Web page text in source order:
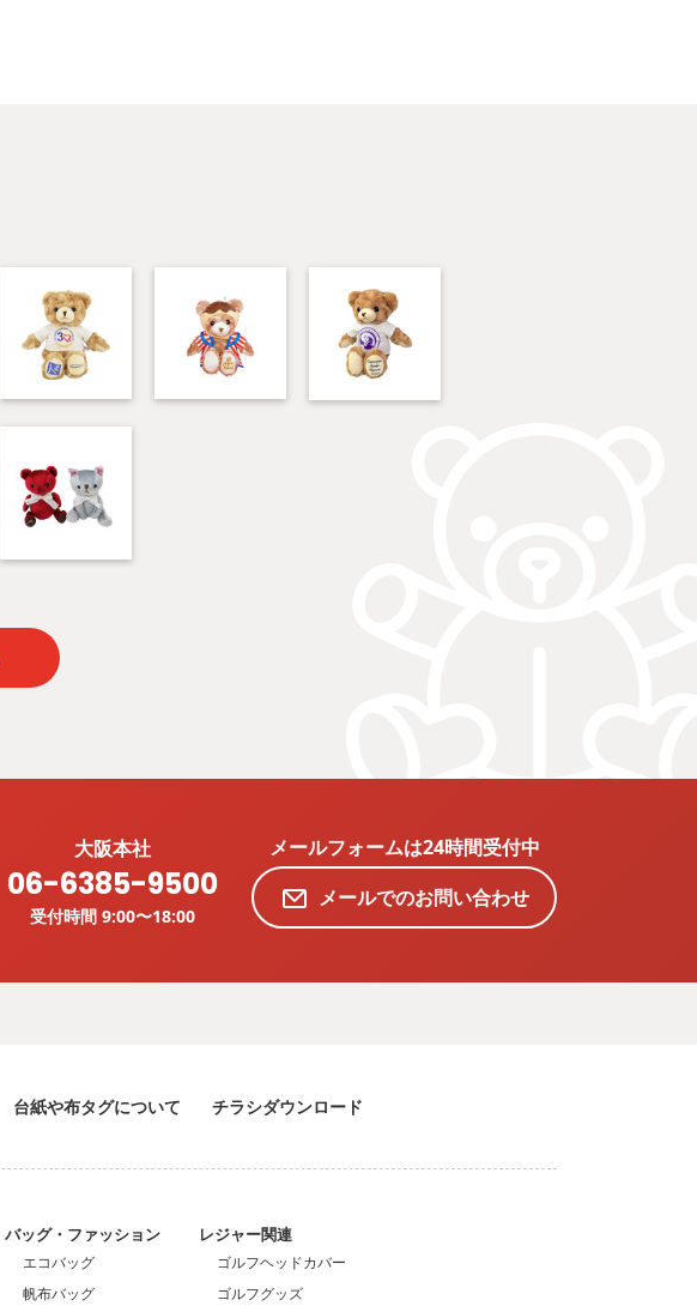
大阪本社
06-6385-9500
受付時間 9:00〜18:00
メールフォームは24時間受付中
メールでのお問い合わせ
台紙や布タグについて チラシダウンロード
バッグ・ファッション
エコバッグ
帆布バッグ
レジャー関連
ゴルフヘッドカバー
ゴルフグッズ